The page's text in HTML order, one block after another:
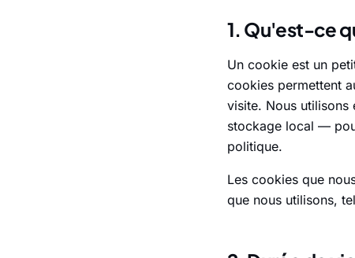
1. Qu'est-ce
Un cookie est un
cookies permettent
visite. Nous utilisons
stockage local —
politique.
Les cookies que
que nous utilisons,